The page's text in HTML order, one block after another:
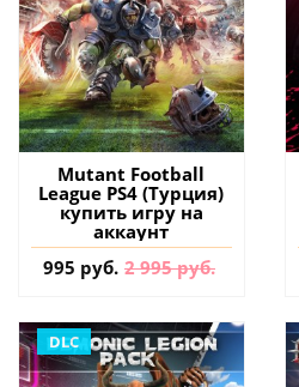
Mutant Football
League PS4 (Турция)
купить игру на
аккаунт
995 руб. 2 995 руб.
DLC